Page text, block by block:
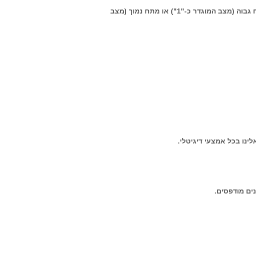
ובכן, המעבדים, זיכרון ה-RAM ורוב רכיבי המחשב האחרים מורכבים ממיליוני רכיבים אלקטרונים זעירים; יחידות אלו יכולות להיות במתח גבוה (מצב המוגדר כ-"1") או מתח נמוך (מצב
בכל אמצעי דיגיטלי.
מודפסים.